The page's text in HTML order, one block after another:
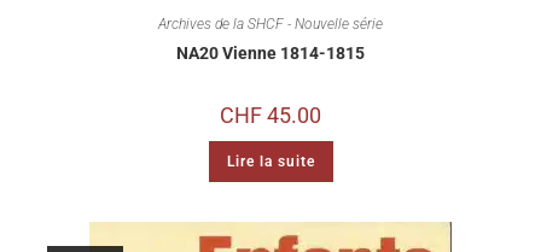
Archives de la SHCF - Nouvelle série
NA20 Vienne 1814-1815
CHF45.00
Lire la suite